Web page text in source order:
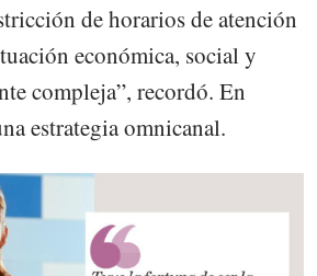
de horarios de atención
económica, social y
compleja”, recordó. En
estrategia omnicanal.